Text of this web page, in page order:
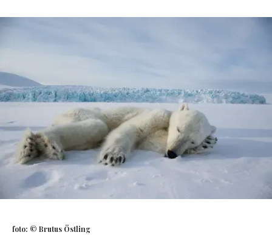
foto: © Brutus Östling